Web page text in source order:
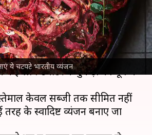
ये चटपटे भारतीय व्यंजन
04:13 pm
महीने में टमाटर के भाव आसमान
लोग टमाटर के टुकड़ों को धूप में
केवल सब्जी तक सीमित नहीं
के स्वादिष्ट व्यंजन बनाए जा